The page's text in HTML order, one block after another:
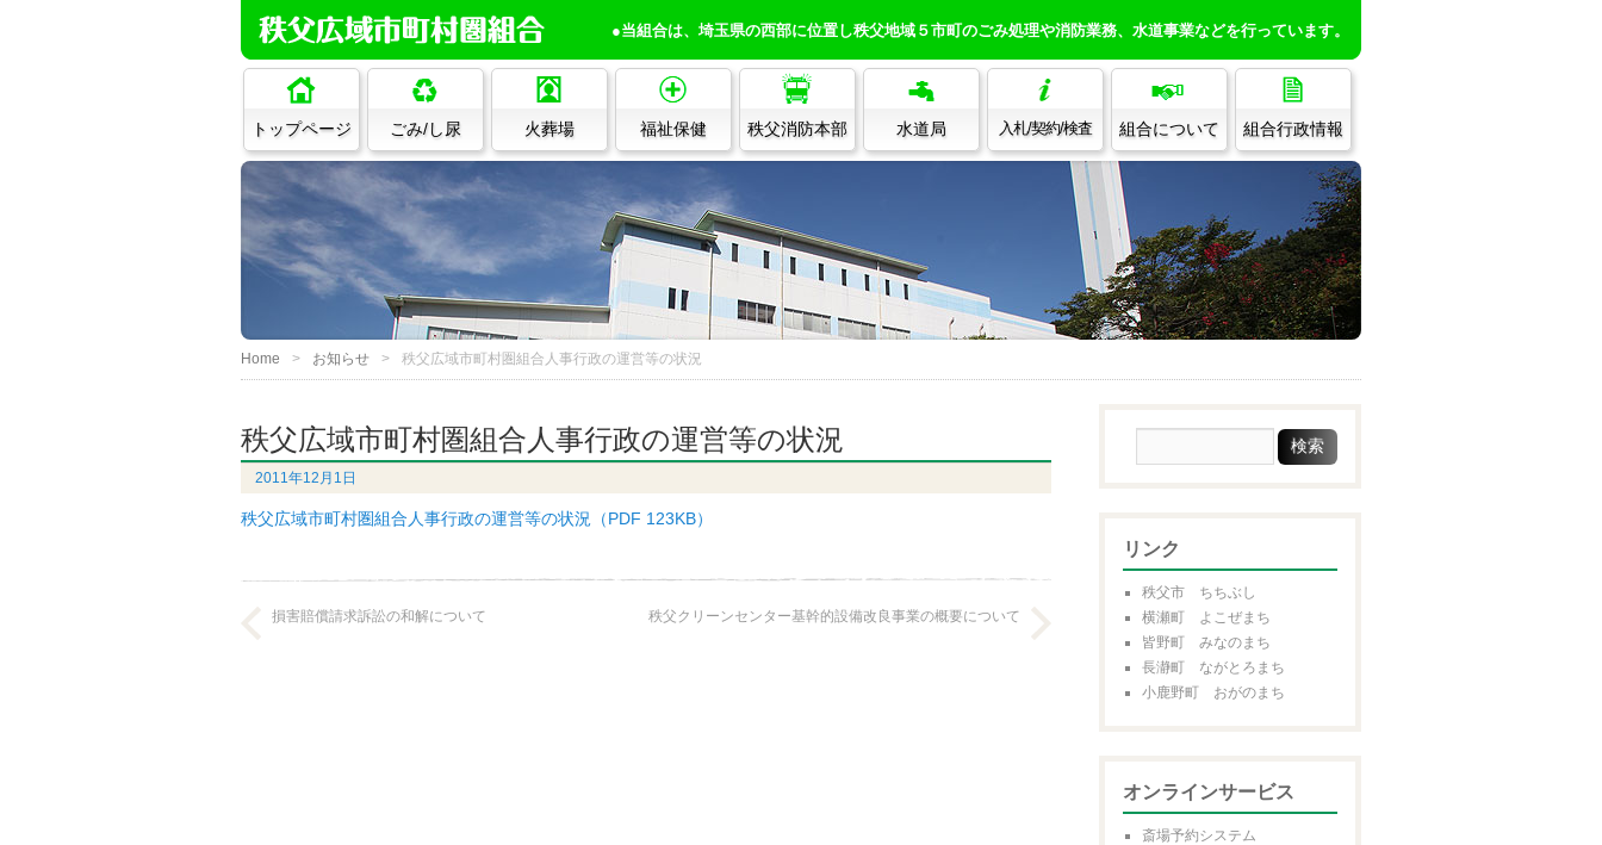
●当組合は、埼玉県の西部に位置し秩父地域５市町のごみ処理や消防業務、水道事業などを行っています。
トップページ ごみ/し尿 火葬場 福祉保健 秩父消防本部 水道局 入札/契約/検査 組合について 組合行政情報
Home お知らせ 秩父広域市町村圏組合人事行政の運営等の状況
秩父広域市町村圏組合人事行政の運営等の状況
2011年12月1日
秩父広域市町村圏組合人事行政の運営等の状況（PDF 123KB）
損害賠償請求訴訟の和解について 秩父クリーンセンター基幹的設備改良事業の概要について
リンク
秩父市 ちちぶし
横瀬町 よこぜまち
皆野町 みなのまち
長瀞町 ながとろまち
小鹿野町 おがのまち
オンラインサービス
斎場予約システム